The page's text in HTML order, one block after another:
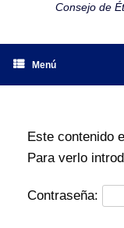
Consejo de
Menú
Este contenido
Para verlo
Contraseña: